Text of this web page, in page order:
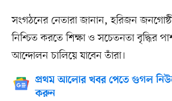
সংগঠনের নেতারা জানান, হরিজন
নিশ্চিত করতে শিক্ষা ও সচেতনতা বৃদ্ধির
আন্দোলন চালিয়ে যাবেন তাঁরা।
প্রথম আলোর খবর পেতে গুগল
করুন